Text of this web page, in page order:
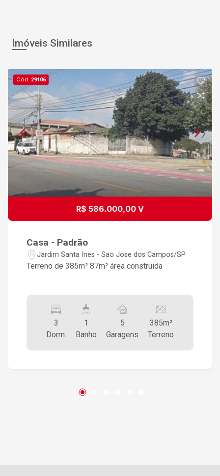
Imóveis Similares
Cód. 29106
R$ 586.000,00 V
Casa - Padrão
Jardim Santa Ines - Sao Jose dos Campos/SP
Terreno de 385m² 87m² área construida
3
Dorm.
1
Banho
5
Garagens
385m²
Terreno